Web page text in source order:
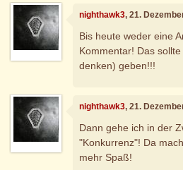
nighthawk3, 21.
Bis heute weder eine
Kommentar! Das
denken) geben!!!
nighthawk3, 21.
Dann gehe ich in der
"Konkurrenz"! Da
mehr Spaß!